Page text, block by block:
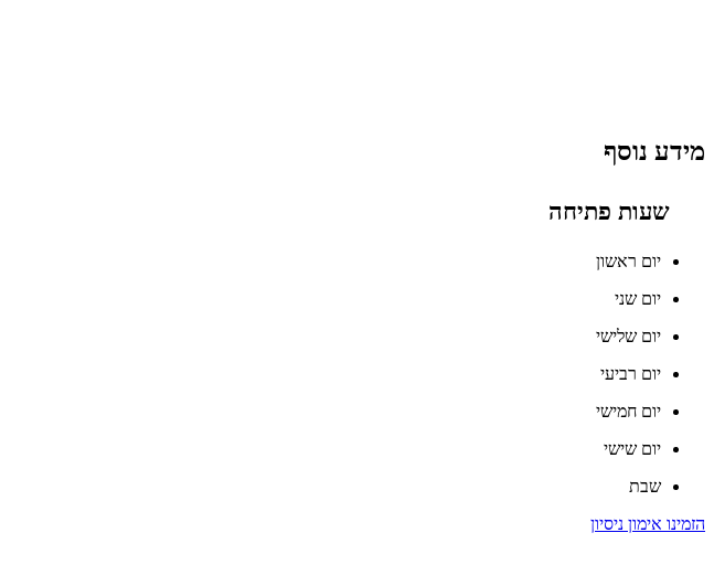
מידע נוסף
שעות פתיחה
יום ראשון
יום שני
יום שלישי
יום רביעי
יום חמישי
יום שישי
שבת
הזמינו אימון ניסיון